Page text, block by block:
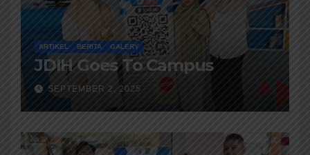
ARTIKEL BERITA GALERY
JDIH Goes To Campus
SEPTEMBER 2, 2025